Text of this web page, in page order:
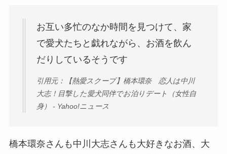
お互い多忙のなか時間を見つけて、家
で愛犬たちと戯れながら、お酒を飲ん
だりしているそうです
引用元：【熱愛スクープ】橋本環奈 恋人は中川
大志！目撃した愛犬同伴でお泊りデート（女性自
身） - Yahoo!ニュース
橋本環奈さんも中川大志さんも大好きなお酒、大